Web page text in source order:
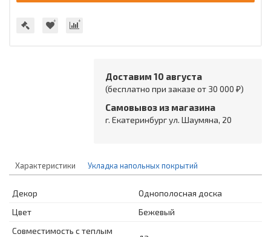
Доставим 10 августа
(бесплатно при заказе от 30 000 ₽)
Самовывоз из магазина
г. Екатеринбург ул. Шаумяна, 20
Характеристики Укладка напольных покрытий
Декор
Однополосная доска
Цвет
Бежевый
Совместимость с теплым